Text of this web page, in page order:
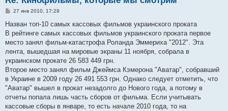
С
о
щ
е
и
е
27 янв 2010, 17:29
Назван топ-10 самых кассовых фильмов украинского проката
В рейтинге самых кассовых фильмов украинского проката первое
место занял фильм-катастрофа Роланда Эммериха "2012". Эта
лента, вышедшая на мировые экраны 11 ноября, собрала в
украинском прокате 26 583 449 грн.
Второе место занял фильм Джеймса Кэмерона "Аватар", собравший
в Украине в 2009 году 26 491 553 грн. Однако следует отметить, что
"Аватар" вышел в прокат незадолго до Нового года, а потому в
отчеты попала лишь часть сборов от фильма. Если учитывать
кассовые сборы в январе, то есть начале 2010 года, то на